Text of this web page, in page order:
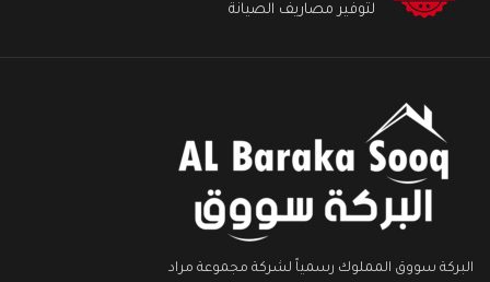
لتوفير مصاريف الصيانة
البركة سووق المملوك رسمياً لشركة مجموعة مراد